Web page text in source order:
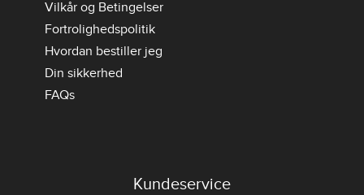
Vilkår og Betingelser
Fortrolighedspolitik
Hvordan bestiller jeg
Din sikkerhed
FAQs
Kundeservice